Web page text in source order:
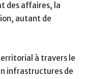
des affaires, la
autant de
à travers le
infrastructures de